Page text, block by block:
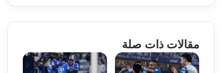
مقالات ذات صلة